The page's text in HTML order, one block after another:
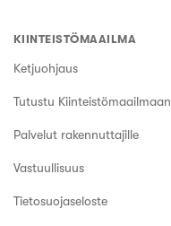
KIINTEISTÖMAAILMA
Ketjuohjaus
Tutustu Kiinteistömaailmaan
Palvelut rakennuttajille
Vastuullisuus
Tietosuojaseloste